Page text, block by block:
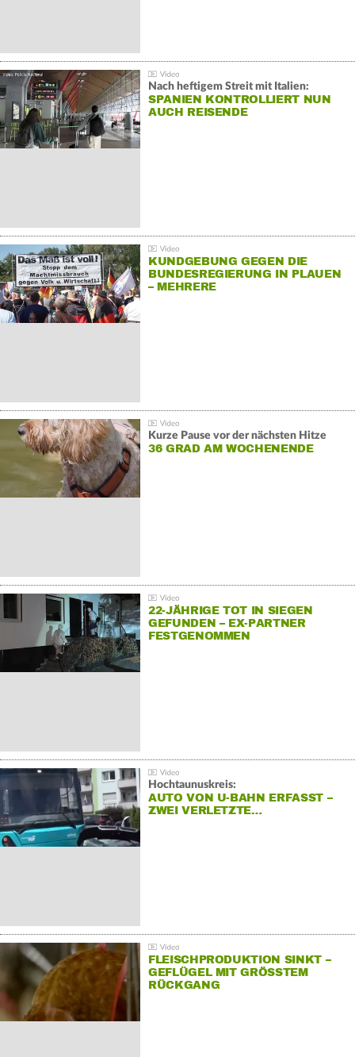
Nach heftigem Streit mit Italien:
SPANIEN KONTROLLIERT NUN
AUCH REISENDE
KUNDGEBUNG GEGEN DIE
BUNDESREGIERUNG IN PLAUEN
– MEHRERE
Kurze Pause vor der nächsten Hitze
36 GRAD AM WOCHENENDE
22-JÄHRIGE TOT IN SIEGEN
GEFUNDEN – EX-PARTNER
FESTGENOMMEN
Hochtaunuskreis:
AUTO VON U-BAHN ERFASST –
ZWEI VERLETZTE…
FLEISCHPRODUKTION SINKT –
GEFLÜGEL MIT GRÖSSTEM R
ÜCKGANG